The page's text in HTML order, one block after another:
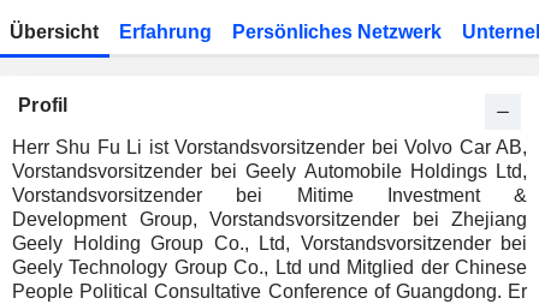
Übersicht Erfahrung Persönliches Netzwerk
Profil
Herr Shu Fu Li ist Vorstandsvorsitzender bei Volvo Car AB,
Vorstandsvorsitzender bei Geely Automobile Holdings Ltd,
Vorstandsvorsitzender bei Mitime Investment &
Development Group, Vorstandsvorsitzender bei Zhejiang
Geely Holding Group Co., Ltd, Vorstandsvorsitzender bei
Geely Technology Group Co., Ltd und Mitglied der Chinese
People Political Consultative Conference of Guangdong. Er